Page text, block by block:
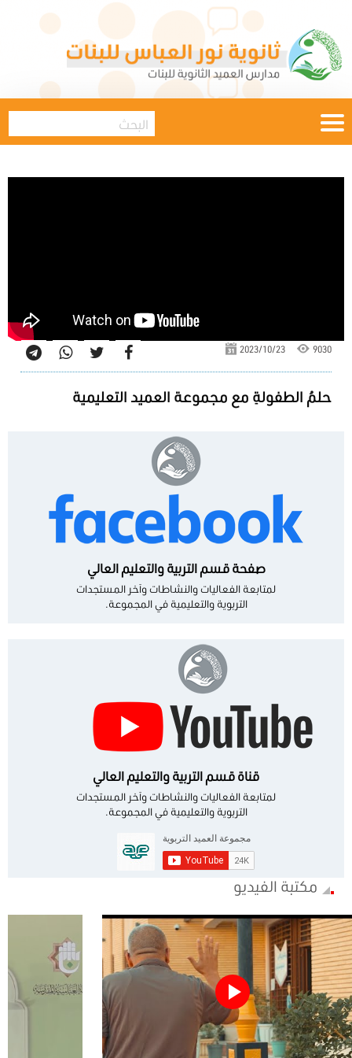
2023/10/23 9030
حلمُ الطفولةِ مع مجموعة العميد التعليمية
صفحة قسم التربية والتعليم العالي
لمتابعة الفعاليات والنشاطات وآخر المستجدات
التربوية والتعليمية في المجموعة.
قناة قسم التربية والتعليم العالي
لمتابعة الفعاليات والنشاطات وآخر المستجدات
التربوية والتعليمية في المجموعة.
مكتبة الفيديو